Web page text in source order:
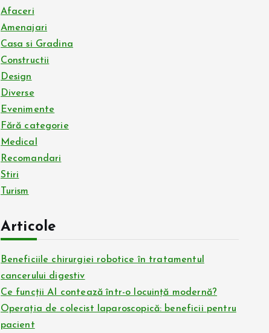
Afaceri
Amenajari
Casa si Gradina
Constructii
Design
Diverse
Evenimente
Fără categorie
Medical
Recomandari
Stiri
Turism
Articole
Beneficiile chirurgiei robotice în tratamentul
cancerului digestiv
Ce funcții AI contează într-o locuință modernă?
Operația de colecist laparoscopică: beneficii pentru
pacient